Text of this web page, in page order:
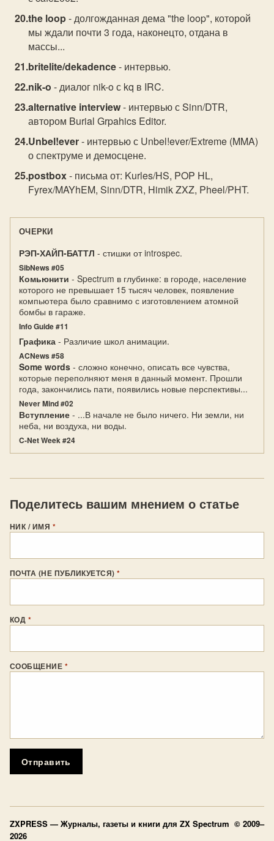
the loop- долгожданная дема "the loop", которой
мы ждали почти 3 года, наконецто, отдана в
массы...
britelite/dekadence- интервью.
nik-o - диалог nik-o с kq в IRC.
alternative interview- интервью с Sinn/DTR,
автором Burial Grpahics Editor.
Unbel!ever- интервью с Unbel!ever/Extreme (MMA)
о спектруме и демосцене.
postbox- письма от: Kurles/HS, POP HL,
Fyrex/MAYhEM, Sinn/DTR, Himik ZXZ, Pheel/PHT.
ОЧЕРКИ
РЭП-ХАЙП-БАТТЛ - стишки от introspec.
SibNews #05
Комьюнити - Spectrum в глубинке: в городе, население
которого не превышает 15 тысяч человек, появление
компьютера было сравнимо с изготовлением атомной
бомбы в гараже.
Info Guide #11
Графика - Различие школ анимации.
ACNews #58
Some words - сложно конечно, описать все чувства,
которые переполняют меня в данный момент. Прошли
года, закончились пати, появились новые перспективы...
Never Mind #02
Вступление - ...В начале не было ничего. Ни земли, ни
неба, ни воздуха, ни воды.
C-Net Week #24
Поделитесь вашим мнением о статье
НИК / ИМЯ *
ПОЧТА (НЕ ПУБЛИКУЕТСЯ)*
КОД *
СООБЩЕНИЕ *
Отправить
ZXPRESS — Журналы, газеты и книги для ZX Spectrum © 2009–
2026